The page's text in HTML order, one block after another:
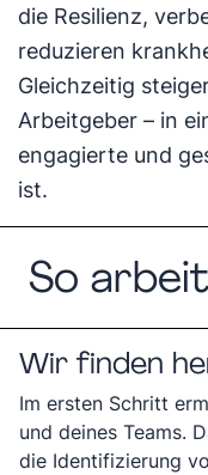
die Resilienz,
reduzieren
Gleichzeitig
Arbeitgeber – in
engagierte und
ist.
So
Wir finden
Im ersten Schritt
und deines Teams.
die Identifizierung